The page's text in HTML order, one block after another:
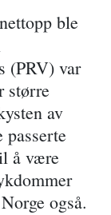
ble
(PRV) var
større
av
å være
også.